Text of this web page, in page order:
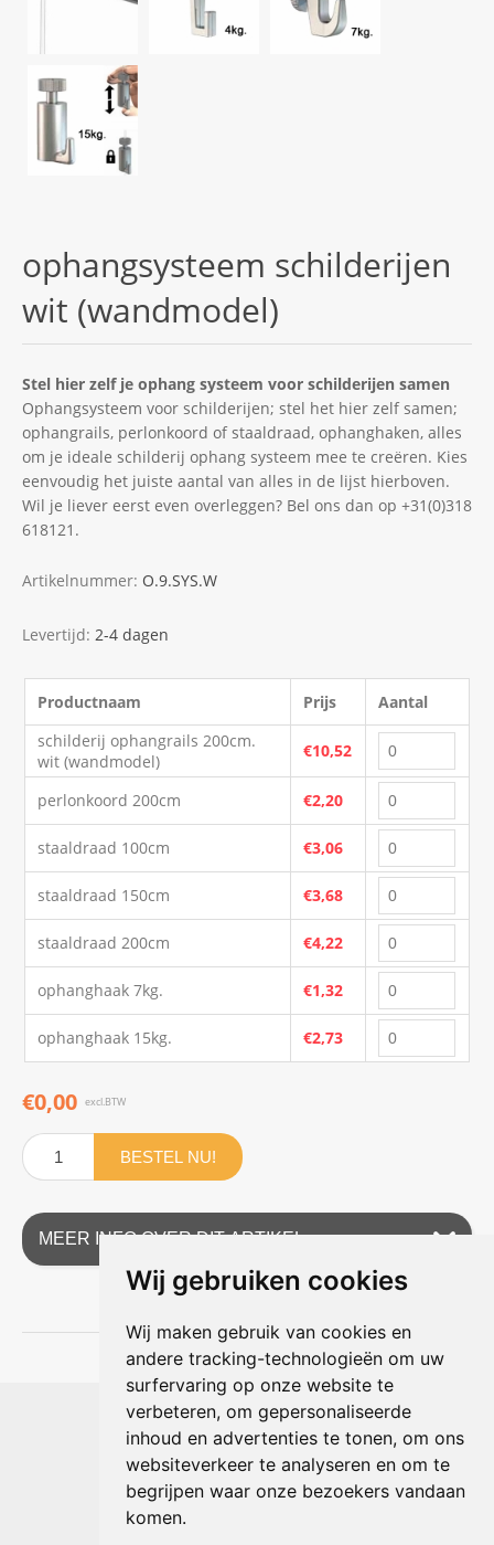
Wij gebruiken cookies
Wij maken gebruik van cookies en
andere tracking-technologieën om uw
surfervaring op onze website te
verbeteren, om gepersonaliseerde
inhoud en advertenties te tonen, om ons
websiteverkeer te analyseren en om te
begrijpen waar onze bezoekers vandaan
komen.
ophangsysteem schilderijen
wit (wandmodel)
Stel hier zelf je ophang systeem voor schilderijen samen
Ophangsysteem voor schilderijen; stel het hier zelf samen;
ophangrails, perlonkoord of staaldraad, ophanghaken, alles
om je ideale schilderij ophang systeem mee te creëren. Kies
eenvoudig het juiste aantal van alles in de lijst hierboven.
Wil je liever eerst even overleggen? Bel ons dan op +31(0)318
618121.
Artikelnummer: O.9.SYS.W
Levertijd: 2-4 dagen
Productnaam Prijs
Aantal
schilderij ophangrails 200cm.
wit (wandmodel)
€10,52
perlonkoord 200cm €2,20
staaldraad 100cm €3,06
staaldraad 150cm €3,68
staaldraad 200cm €4,22
ophanghaak 7kg. €1,32
ophanghaak 15kg. €2,73
€0,00 excl.BTW
BESTEL NU!
MEER INFO OVER DIT ARTIKEL
Shophouse online
Max Planckstraat 4
6716 BE Ede, Nederland
Telefoon:+31(0)318 618 121
E-mail: info@shophouse.nl
Geopend: ma t/m vr 09:00-17:00 uur